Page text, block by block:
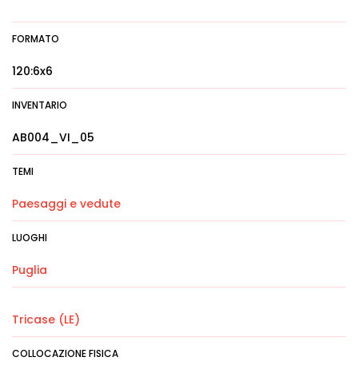
FORMATO
120:6x6
INVENTARIO
AB004_VI_05
TEMI
Paesaggi e vedute
LUOGHI
Puglia
Tricase (LE)
COLLOCAZIONE FISICA